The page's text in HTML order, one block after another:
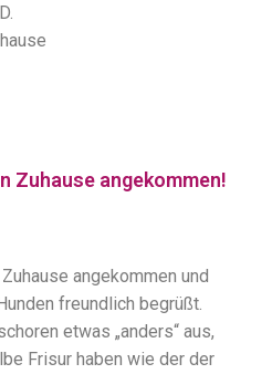
Zuhause angekommen!
angekommen und
freundlich begrüßt.
etwas „anders“ aus,
Frisur haben wie der der